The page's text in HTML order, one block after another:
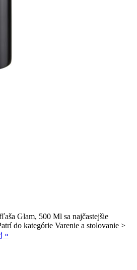
Glam, 500 Ml sa najčastejšie
do kategórie Varenie a stolovanie >
»